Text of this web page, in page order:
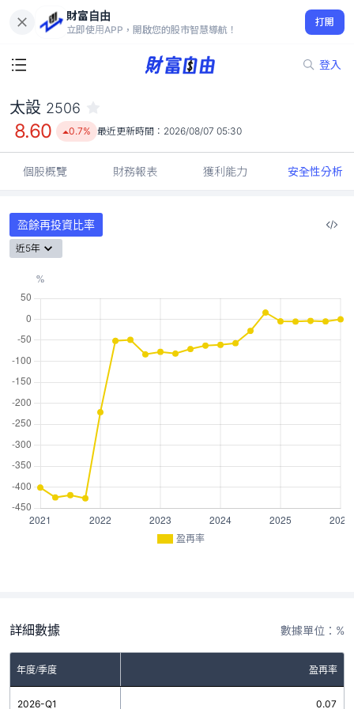
財富自由
立即使用APP，開啟您的股市智慧導航！
打開
登入
8.60
0.7%
太設 2506
8.60 0.7% 最近更新時間： 2026/08/07 05:30
個股概覽 財務報表 獲利能力 安全性分析
盈餘再投資比率
近5年
盈再率
詳細數據 數據單位：%
年度/季度 盈再率
2026-Q1 0.07